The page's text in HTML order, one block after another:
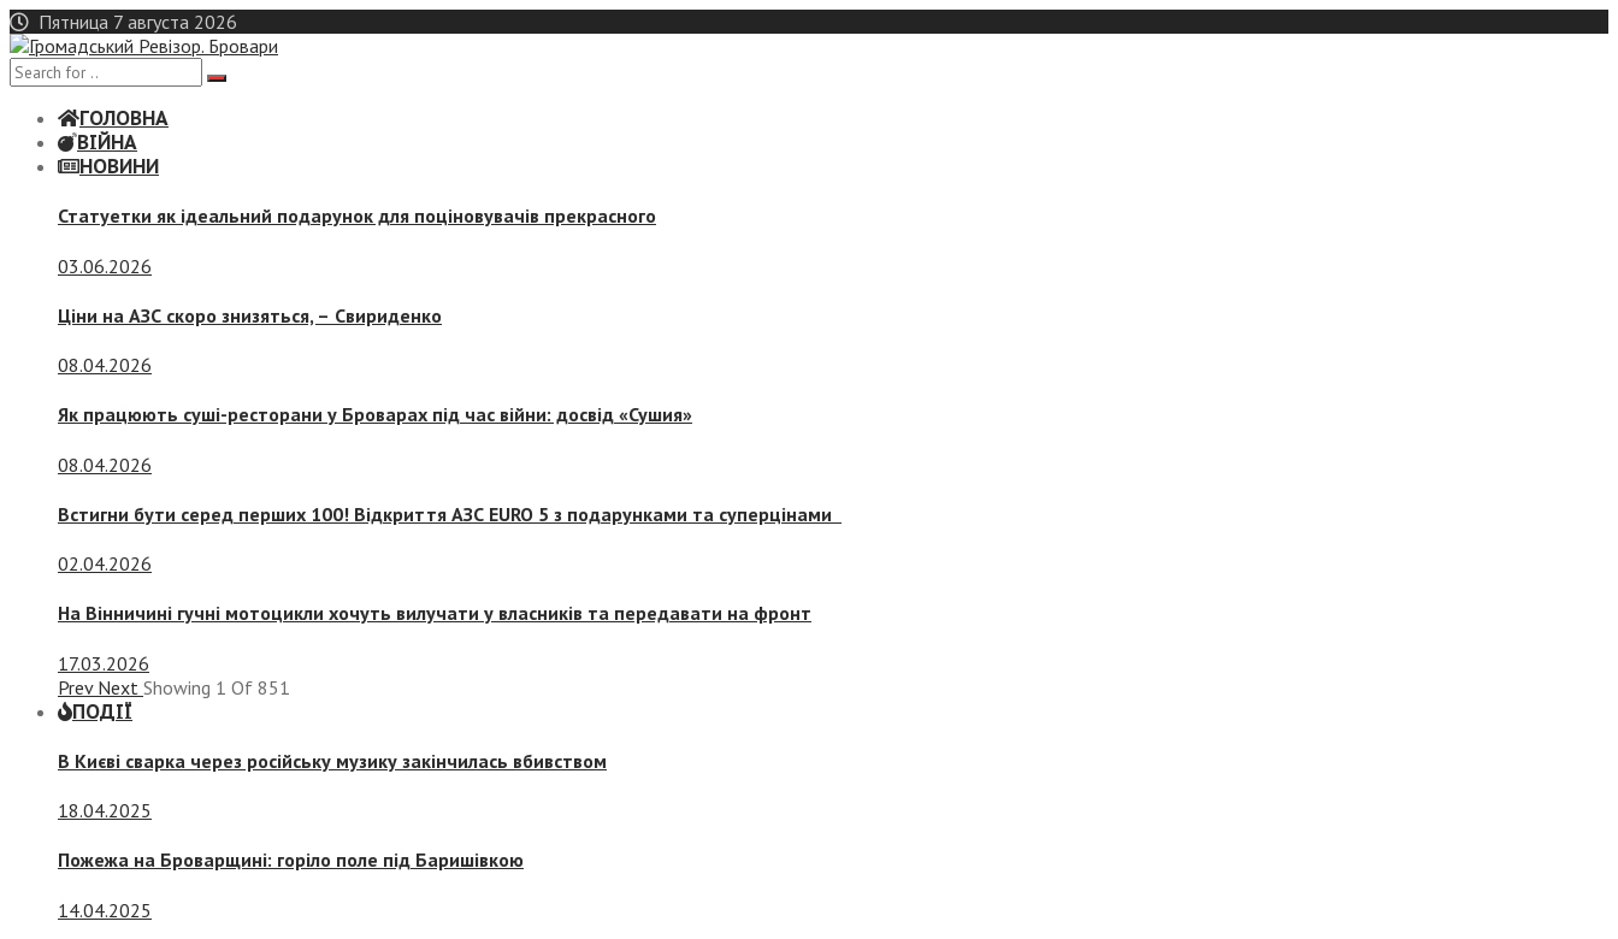
Skip
to
content
Пятница 7 августа 2026
ГОЛОВНА
ВІЙНА
НОВИНИ
Статуетки як ідеальний подарунок для поціновувачів прекрасного
03.06.2026
Ціни на АЗС скоро знизяться, – Свириденко
08.04.2026
Як працюють суші-ресторани у Броварах під час війни: досвід «Сушия»
08.04.2026
Встигни бути серед перших 100! Відкриття АЗС EURO 5 з подарунками та суперцінами
02.04.2026
На Вінничині гучні мотоцикли хочуть вилучати у власників та передавати на фронт
17.03.2026
Prev Next Showing 1 Of 851
ПОДІЇ
В Києві сварка через російську музику закінчилась вбивством
18.04.2025
Пожежа на Броварщині: горіло поле під Баришівкою
14.04.2025